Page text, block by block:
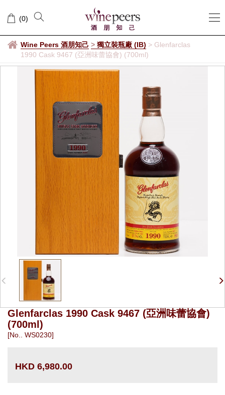
(0)
Wine Peers 酒朋知己 > 獨立裝瓶廠 (IB) > Glenfarclas
1990 Cask 9467 (亞洲味蕾協會) (700ml)
Glenfarclas 1990 Cask 9467 (亞洲味蕾協會)
(700ml)
[No.. WS0230]
HKD 6,980.00